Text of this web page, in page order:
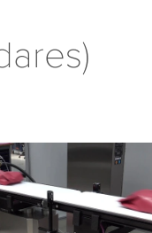
para
para